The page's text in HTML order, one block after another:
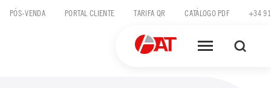
SkipPÓS-VENDA PORTAL CLIENTE TARIFA QR CATÁLOGO PDF +34